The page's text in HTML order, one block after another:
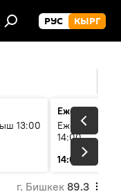
РУС КЫРГ
13:00
Ежедневные
Ежедневные
14:00
14:01
3 мин
г. Бишкек 89.3